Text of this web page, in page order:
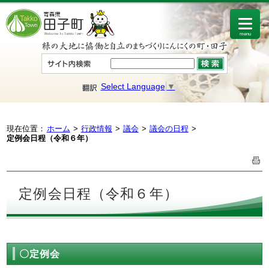
Select Language ▼
menu
現在位置： ホーム 行政情報 議会
議会の日程
定例会日程（令和６年）
定例会日程（令和６年）
〇定例会